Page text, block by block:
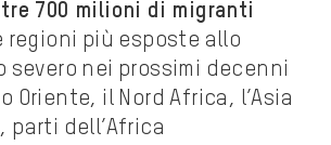
700 milioni di migranti
regioni più esposte allo
severo nei prossimi decenni
Oriente, il Nord Africa, l’Asia
parti dell’Africa